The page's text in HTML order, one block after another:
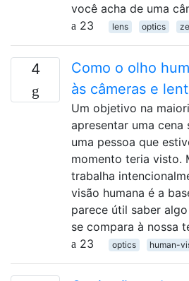
você acha de uma
23
lens optics
4
Como o olho
às câmeras e
Um objetivo na
apresentar uma cena
uma pessoa que
momento teria visto.
trabalha
visão humana é a
parece útil saber
se compara à nossa
23
optics human-